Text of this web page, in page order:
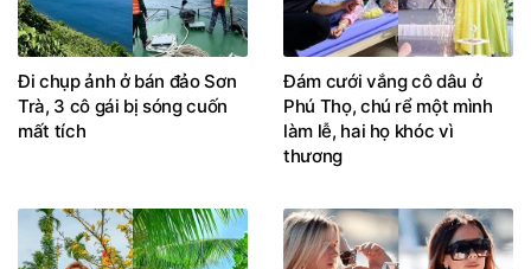
Đi chụp ảnh ở bán đảo Sơn
Trà, 3 cô gái bị sóng cuốn
mất tích
Đám cưới vắng cô dâu ở
Phú Thọ, chú rể một mình
làm lễ, hai họ khóc vì
thương